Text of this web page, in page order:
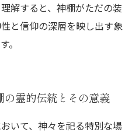
解すると、神棚がただの装
と信仰の深層を映し出す象
。
霊的伝統とその意義
いて、神々を祀る特別な場